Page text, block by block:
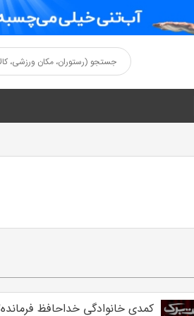
کمدی خانوادگی خداحافظ فرمانده2